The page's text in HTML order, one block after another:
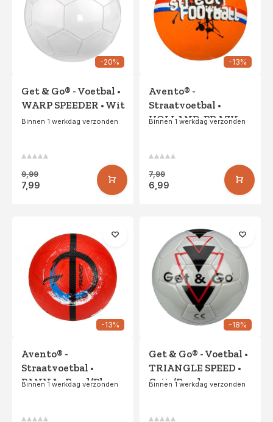
-20%
Get & Go® - Voetbal •
WARP SPEEDER • Wit
Binnen 1 werkdag verzonden
9,99
7,99
-13%
Avento® -
Straatvoetbal •
HOLLAND-BRAZIL-
Binnen 1 werkdag verzonden
7,99
6,99
-13%
Avento® -
Straatvoetbal •
PANNA • Rood/Blauw
Binnen 1 werkdag verzonden
-18%
Get & Go® - Voetbal •
TRIANGLE SPEED •
Grijs/Rood
Binnen 1 werkdag verzonden